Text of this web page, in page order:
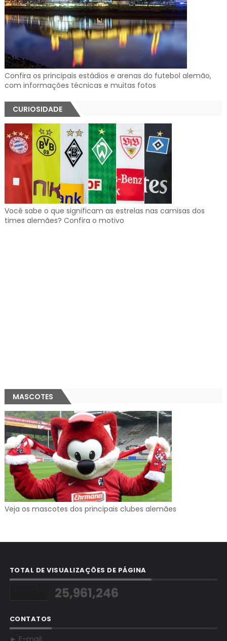
Confira os principais estádios e arenas do futebol alemão,
com informações técnicas e muitas fotos
CURIOSIDADE
Você sabe o que significam as estrelas nas camisas dos
times alemães? Confira o motivo
MASCOTES
Veja os mascotes dos principais clubes alemães
TOTAL DE VISUALIZAÇÕES DE PÁGINA
25,961,246
CONTATOS